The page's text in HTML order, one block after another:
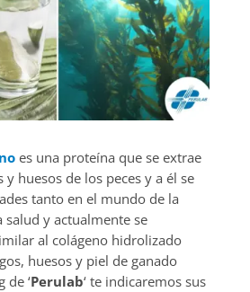
es una proteína que se extrae
y huesos de los peces y a él se
tanto en el mundo de la
salud y actualmente se
al colágeno hidrolizado
huesos y piel de ganado
de ‘Perulab‘ te indicaremos sus